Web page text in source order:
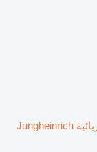
رافعة البليت الكهربائية Jungheinrich